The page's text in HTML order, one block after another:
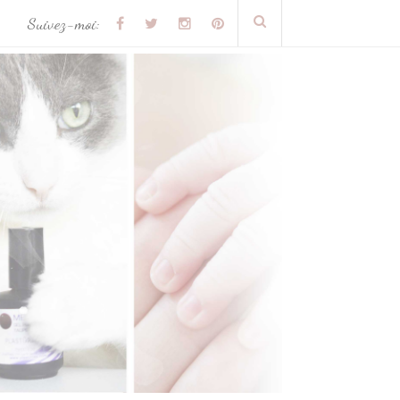
Suivez-moi: